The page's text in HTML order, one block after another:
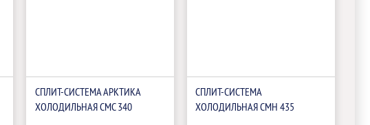
СПЛИТ-СИСТЕМА АРКТИКА
ХОЛОДИЛЬНАЯ СМС 340
СПЛИТ-СИСТЕМА
ХОЛОДИЛЬНАЯ CМН 435